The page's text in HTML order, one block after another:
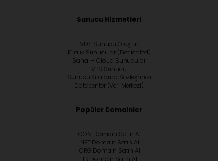
Sunucu Hizmetleri
VDS Sunucu Oluştur
Kiralık Sunucular (Dedicated)
Sanal – Cloud Sunucular
VPS Sunucu
Sunucu Kiralama Sözleşmesi
Datacenter (Veri Merkezi)
Popüler Domainler
.COM Domain Satın Al
.NET Domain Satın Al
.ORG Domain Satın Al
.TR Domain Satın Al